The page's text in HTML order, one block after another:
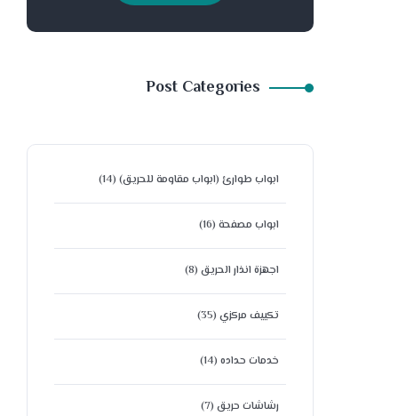
Post Categories
ابواب طوارئ (ابواب مقاومة للحريق) (14)
ابواب مصفحة (16)
اجهزة انذار الحريق (8)
تكييف مركزي (35)
خدمات حداده (14)
رشاشات حريق (7)